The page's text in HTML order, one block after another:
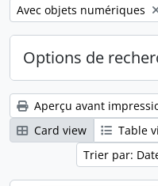
Remove filter:
Avec objets numériques
Options de
Aperçu avant
Card view
Table
Trier par: